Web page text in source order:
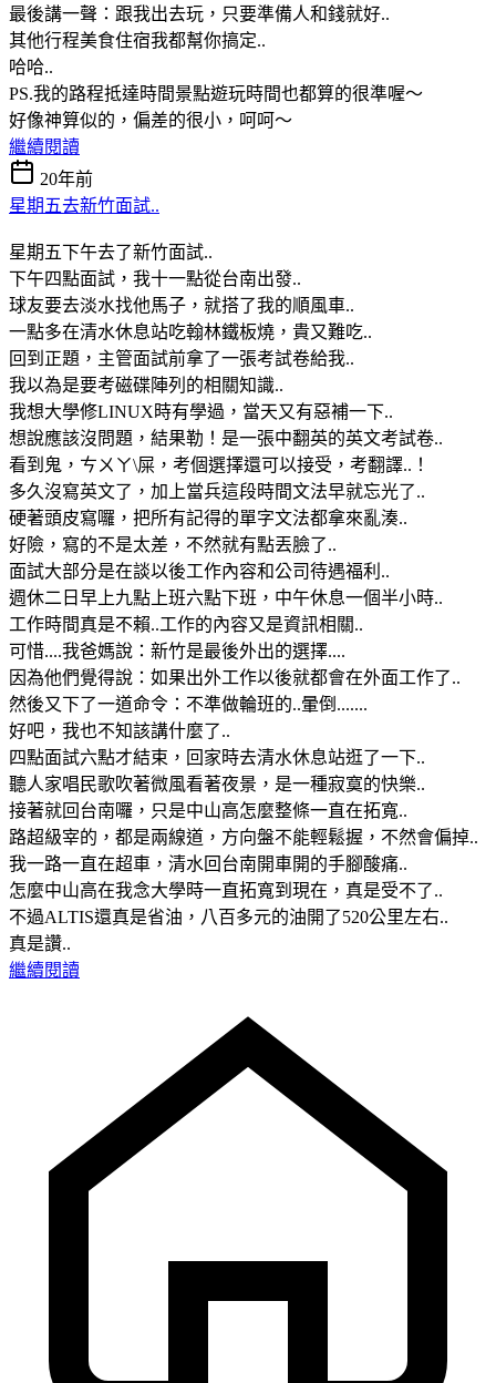
最後講一聲：跟我出去玩，只要準備人和錢就好..
其他行程美食住宿我都幫你搞定..
哈哈..
PS.我的路程抵達時間景點遊玩時間也都算的很準喔～
好像神算似的，偏差的很小，呵呵～
繼續閱讀
20年前
星期五去新竹面試..
星期五下午去了新竹面試..
下午四點面試，我十一點從台南出發..
球友要去淡水找他馬子，就搭了我的順風車..
一點多在清水休息站吃翰林鐵板燒，貴又難吃..
回到正題，主管面試前拿了一張考試卷給我..
我以為是要考磁碟陣列的相關知識..
我想大學修LINUX時有學過，當天又有惡補一下..
想說應該沒問題，結果勒！是一張中翻英的英文考試卷..
看到鬼，ㄘㄨㄚ\屎，考個選擇還可以接受，考翻譯..！
多久沒寫英文了，加上當兵這段時間文法早就忘光了..
硬著頭皮寫囉，把所有記得的單字文法都拿來亂湊..
好險，寫的不是太差，不然就有點丟臉了..
面試大部分是在談以後工作內容和公司待遇福利..
週休二日早上九點上班六點下班，中午休息一個半小時..
工作時間真是不賴..工作的內容又是資訊相關..
可惜....我爸媽說：新竹是最後外出的選擇....
因為他們覺得說：如果出外工作以後就都會在外面工作了..
然後又下了一道命令：不準做輪班的..暈倒.......
好吧，我也不知該講什麼了..
四點面試六點才結束，回家時去清水休息站逛了一下..
聽人家唱民歌吹著微風看著夜景，是一種寂寞的快樂..
接著就回台南囉，只是中山高怎麼整條一直在拓寬..
路超級宰的，都是兩線道，方向盤不能輕鬆握，不然會偏掉..
我一路一直在超車，清水回台南開車開的手腳酸痛..
怎麼中山高在我念大學時一直拓寬到現在，真是受不了..
不過ALTIS還真是省油，八百多元的油開了520公里左右..
真是讚..
繼續閱讀